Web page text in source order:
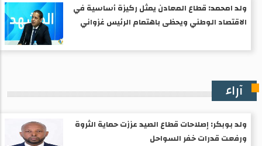
ولد امحمد: قطاع المعادن يمثل ركيزة أساسية في
الاقتصاد الوطني ويحظى باهتمام الرئيس غزواني
آراء
ولد بوبكر: إصلاحات قطاع الصيد عززت حماية الثروة
ورفعت قدرات خفر السواحل